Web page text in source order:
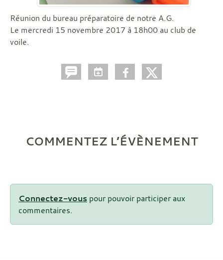
Réunion du bureau préparatoire de notre A.G.
Le mercredi 15 novembre 2017 à 18h00 au club de
voile.
COMMENTEZ L’ÉVÈNEMENT
Connectez-vous pour pouvoir participer aux
commentaires.